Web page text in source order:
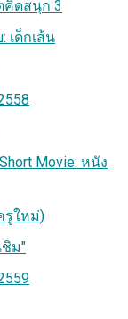
คิดสนุก 3
เด็กเส้น
Movie: หนัง
รูใหม่)
ชิม"